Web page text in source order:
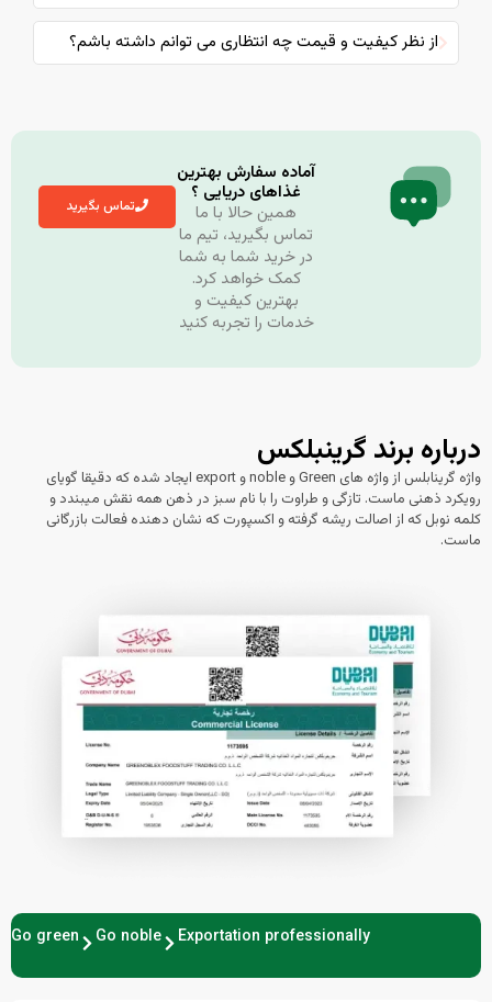
از نظر کیفیت و قیمت چه انتظاری می توانم داشته باشم؟
آماده سفارش بهترین
غذاهای دریایی ؟
همین حالا با ما
تماس بگیرید، تیم ما
در خرید شما به شما
کمک خواهد کرد.
بهترین کیفیت و
خدمات را تجربه کنید
تماس بگیرید
برند گرینبلکس
واژه گرینابلس از واژه های Green و noble و export ایجاد شده که دقیقا گویای
ذهنی ماست. تازگی و طراوت را با نام سبز در ذهن همه نقش میبندد و
نوبل که از اصالت ریشه گرفته و اکسپورت که نشان دهنده فعالت بازرگانی
Go green Go noble Exportation professionally